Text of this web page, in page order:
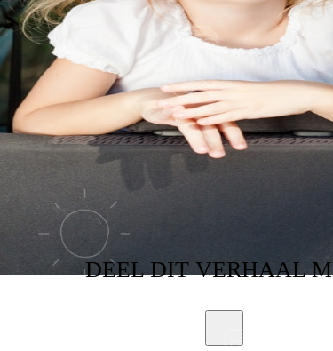
DEELDIT VERHAAL